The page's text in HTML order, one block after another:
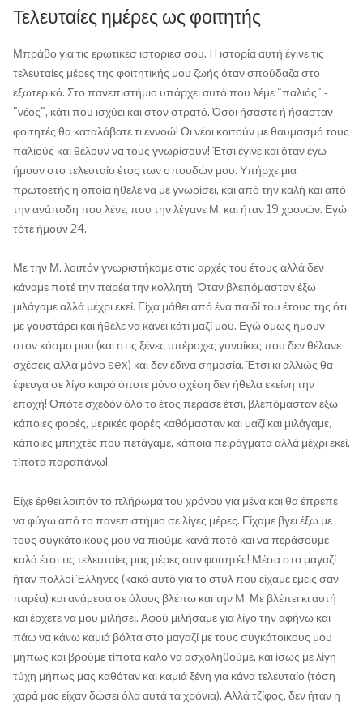
Τελευταίες ημέρες ως φοιτητής
Μπράβο για τις ερωτικεσ ιστοριεσ σου. H ιστορία αυτή έγινε τις
τελευταίες μέρες της φοιτητικής μου ζωής όταν σπούδαζα στο
εξωτερικό. Στο πανεπιστήμιο υπάρχει αυτό που λέμε "παλιός" -
"νέος", κάτι που ισχύει και στον στρατό. Όσοι ήσαστε ή ήσασταν
φοιτητές θα καταλάβατε τι εννοώ! Οι νέοι κοιτούν με θαυμασμό τους
παλιούς και θέλουν να τους γνωρίσουν! Έτσι έγινε και όταν έγω
ήμουν στο τελευταίο έτος των σπουδών μου. Υπήρχε μια
πρωτοετής η οποία ήθελε να με γνωρίσει, και από την καλή και από
την ανάποδη που λένε, που την λέγανε Μ. και ήταν 19 χρονών. Εγώ
τότε ήμουν 24.
Με την Μ. λοιπόν γνωριστήκαμε στις αρχές του έτους αλλά δεν
κάναμε ποτέ την παρέα την κολλητή. Όταν βλεπόμασταν έξω
μιλάγαμε αλλά μέχρι εκεί. Είχα μάθει από ένα παιδί του έτους της ότι
με γουστάρει και ήθελε να κάνει κάτι μαζί μου. Εγώ όμως ήμουν
στον κόσμο μου (και στις ξένες υπέροχες γυναίκες που δεν θέλανε
σχέσεις αλλά μόνο sex) και δεν έδινα σημασία. Έτσι κι αλλιώς θα
έφευγα σε λίγο καιρό όποτε μόνο σχέση δεν ήθελα εκείνη την
εποχή! Οπότε σχεδόν όλο το έτος πέρασε έτσι, βλεπόμασταν έξω
κάποιες φορές, μερικές φορές καθόμασταν και μαζί και μιλάγαμε,
κάποιες μπηχτές που πετάγαμε, κάποια πειράγματα αλλά μέχρι εκεί,
τίποτα παραπάνω!
Είχε έρθει λοιπόν το πλήρωμα του χρόνου για μένα και θα έπρεπε
να φύγω από το πανεπιστήμιο σε λίγες μέρες. Είχαμε βγει έξω με
τους συγκάτοικους μου να πιούμε κανά ποτό και να περάσουμε
καλά έτσι τις τελευταίες μας μέρες σαν φοιτητές! Μέσα στο μαγαζί
ήταν πολλοί Έλληνες (κακό αυτό για το στυλ που είχαμε εμείς σαν
παρέα) και ανάμεσα σε όλους βλέπω και την Μ. Με βλέπει κι αυτή
και έρχετε να μου μιλήσει. Αφού μιλήσαμε για λίγο την αφήνω και
πάω να κάνω καμιά βόλτα στο μαγαζί με τους συγκάτοικους μου
μήπως και βρούμε τίποτα καλό να ασχοληθούμε, και ίσως με λίγη
τύχη μήπως μας καθόταν και καμιά ξένη για κάνα τελευταίο (τόση
χαρά μας είχαν δώσει όλα αυτά τα χρόνια). Αλλά τζίφος, δεν ήταν η